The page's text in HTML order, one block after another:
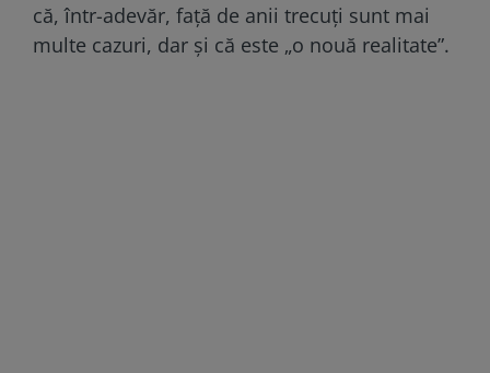
că, într-adevăr, față de anii trecuți sunt mai
multe cazuri, dar și că este „o nouă realitate”.